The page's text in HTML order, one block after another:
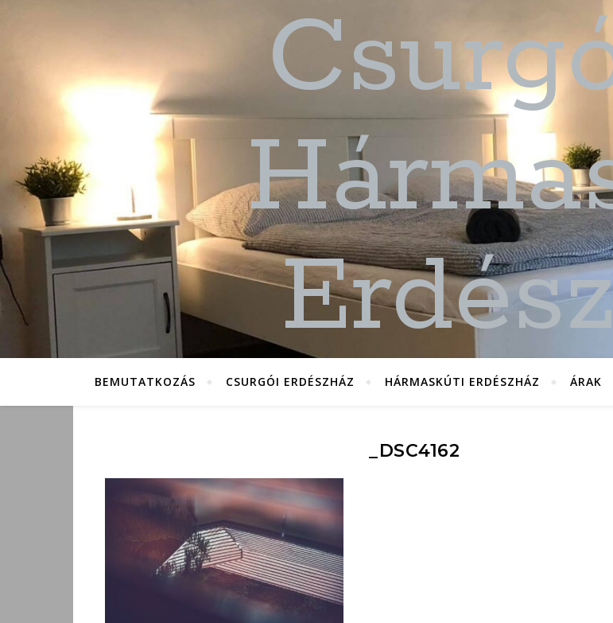
BEMUTATKOZÁS CSURGÓI ERDÉSZHÁZ HÁRMASKÚTI ERDÉSZHÁZ ÁRAK
_DSC4162